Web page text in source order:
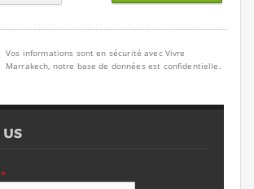
Vos informations sont en sécurité avec Vivre
Marrakech, notre base de données est confidentielle.
*